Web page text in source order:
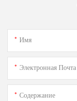
Имя
Электронная Почта
Содержание